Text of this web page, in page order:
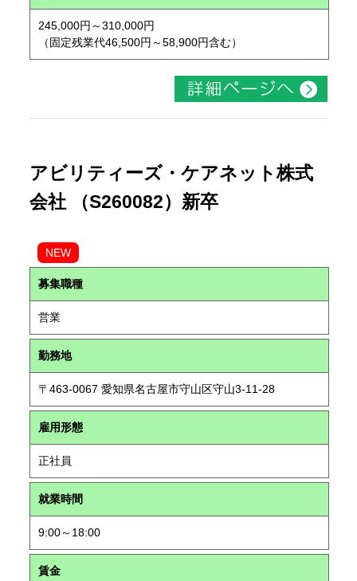
245,000円～310,000円
（固定残業代46,500円～58,900円含む）
アビリティーズ・ケアネット株式
会社 （S260082）新卒
NEW
募集職種
営業
勤務地
〒463-0067 愛知県名古屋市守山区守山3-11-28
雇用形態
正社員
就業時間
9:00～18:00
賃金